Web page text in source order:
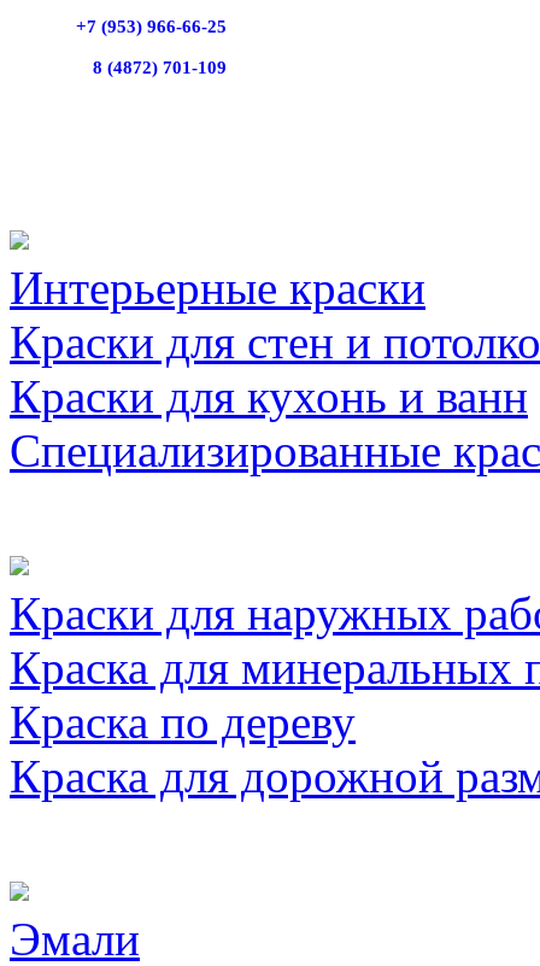
+7 (953) 966-66-25
8 (4872) 701-109
Интерьерные краски
Краски для стен и
Краски для кухонь и ванн
Специализированные
Краски для наружных
Краска для минеральных
Краска по дереву
Краска для дорожной
Эмали